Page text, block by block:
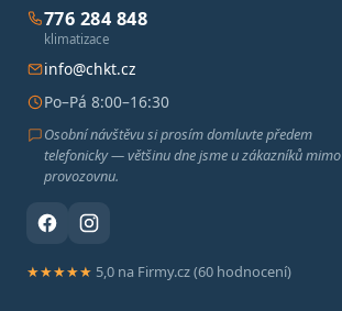
776 284 848
klimatizace
info@chkt.cz
Po–Pá 8:00–16:30
Osobní návštěvu si prosím domluvte předem
telefonicky — většinu dne jsme u zákazníků mimo
provozovnu.
★★★★★ 5,0 na Firmy.cz (60 hodnocení)